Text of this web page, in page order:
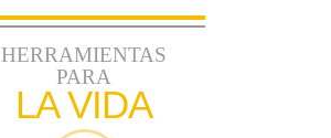
HERRAMIENTAS
PARA
LA VIDA